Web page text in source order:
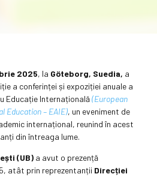
2025, la Göteborg, Suedia, a
a conferinței și expoziției anuale a
Educație Internațională(European
Education – EAIE), un eveniment de
internațional, reunind în acest
din întreaga lume.
(UB) a avut o prezență
atât prin reprezentanții Direcției